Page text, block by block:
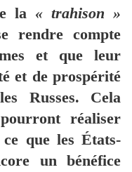
la « trahison »
rendre compte
et que leur
et de prospérité
Russes. Cela
réaliser
que les États-
un bénéfice